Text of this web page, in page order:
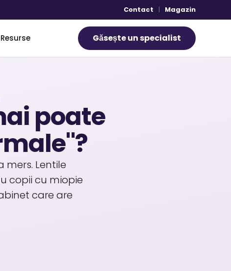
Contact | Magazin
Resurse Găsește un specialist
poate
Lentile
copii cu miopie
care are